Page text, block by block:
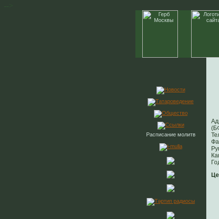
Расписание молитв